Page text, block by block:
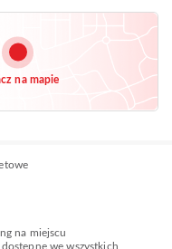
na mapie
na miejscu
we wszystkich